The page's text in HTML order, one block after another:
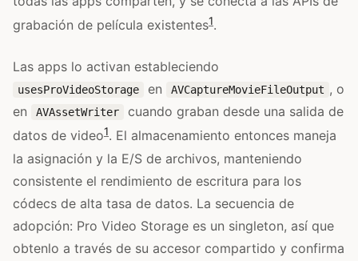
grabación de película existentes1.
Las apps lo activan estableciendo
usesProVideoStorage en AVCaptureMovieFileOutput , o
en
AVAssetWriter
cuando graban desde una salida de
datos de video1. El almacenamiento entonces maneja
la asignación y la E/S de archivos, manteniendo
consistente el rendimiento de escritura para los
códecs de alta tasa de datos. La secuencia de
adopción: Pro Video Storage es un singleton, así que
obtenlo a través de su accesor compartido y confirma